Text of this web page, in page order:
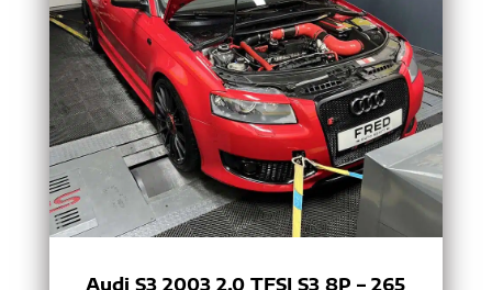
Audi S3 2003 2.0 TFSI S3 8P – 265